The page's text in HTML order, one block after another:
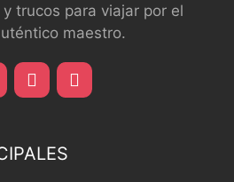
trucos para viajar por el
maestro.